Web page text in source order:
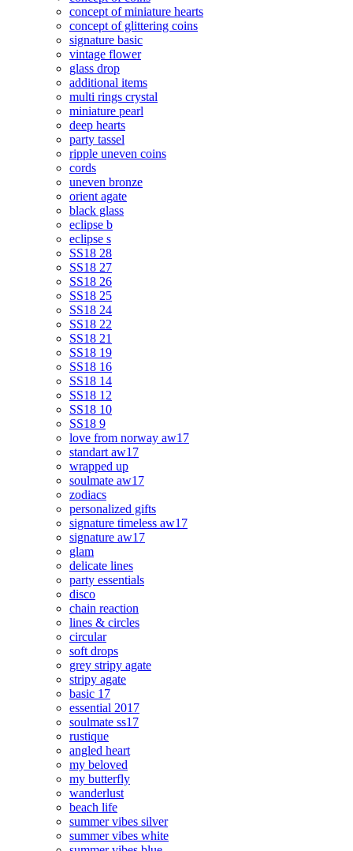
concept of miniature hearts
concept of glittering coins
signature basic
vintage flower
glass drop
additional items
multi rings crystal
miniature pearl
deep hearts
party tassel
ripple uneven coins
cords
uneven bronze
orient agate
black glass
eclipse b
eclipse s
SS18 28
SS18 27
SS18 26
SS18 25
SS18 24
SS18 22
SS18 21
SS18 19
SS18 16
SS18 14
SS18 12
SS18 10
SS18 9
love from norway aw17
standart aw17
wrapped up
soulmate aw17
zodiacs
personalized gifts
signature timeless aw17
signature aw17
glam
delicate lines
party essentials
disco
chain reaction
lines & circles
circular
soft drops
grey stripy agate
stripy agate
basic 17
essential 2017
soulmate ss17
rustique
angled heart
my beloved
my butterfly
wanderlust
beach life
summer vibes silver
summer vibes white